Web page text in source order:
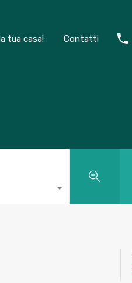
tua casa! Contatti